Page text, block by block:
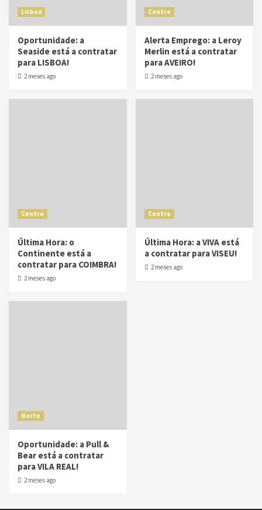
Lisboa
Oportunidade: a
Seaside está a contratar
para LISBOA!
2 meses ago
Centro
Alerta Emprego: a Leroy
Merlin está a contratar
para AVEIRO!
2 meses ago
Centro
Última Hora: o
Continente está a
contratar para COIMBRA!
2 meses ago
Centro
Última Hora: a VIVA está
a contratar para VISEU!
2 meses ago
Norte
Oportunidade: a Pull &
Bear está a contratar
para VILA REAL!
2 meses ago